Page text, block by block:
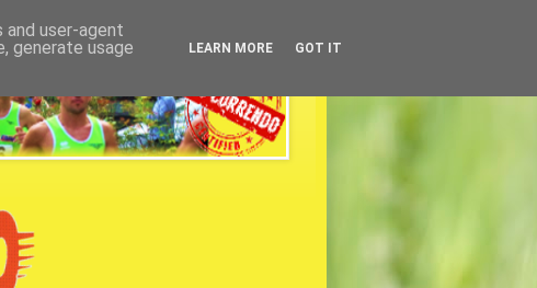
user-agent
generate usage
LEARN MORE GOT IT